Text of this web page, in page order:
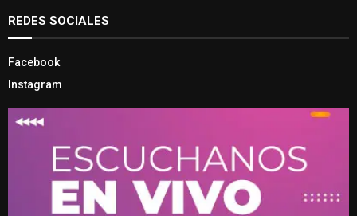
REDES SOCIALES
Facebook
Instagram